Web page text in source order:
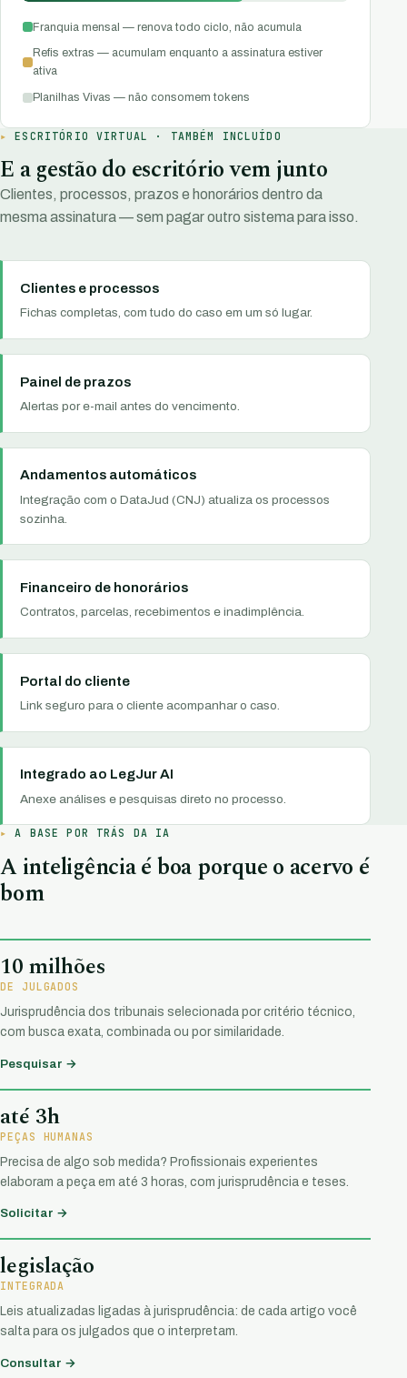
Franquia mensal — renova todo ciclo, não acumula
Refis extras — acumulam enquanto a assinatura estiver
ativa
Planilhas Vivas — não consomem tokens
ESCRITÓRIO VIRTUAL · TAMBÉM INCLUÍDO
E a gestão do escritório vem junto
Clientes, processos, prazos e honorários dentro da
mesma assinatura — sem pagar outro sistema para isso.
Clientes e processos
Fichas completas, com tudo do caso em um só lugar.
Painel de prazos
Alertas por e-mail antes do vencimento.
Andamentos automáticos
Integração com o DataJud (CNJ) atualiza os processos
sozinha.
Financeiro de honorários
Contratos, parcelas, recebimentos e inadimplência.
Portal do cliente
Link seguro para o cliente acompanhar o caso.
Integrado ao LegJur AI
Anexe análises e pesquisas direto no processo.
A BASE POR TRÁS DA IA
A inteligência é boa porque o acervo é
bom
10 milhões
DE JULGADOS
Jurisprudência dos tribunais selecionada por critério técnico,
com busca exata, combinada ou por similaridade.
Pesquisar →
até 3h
PEÇAS HUMANAS
Precisa de algo sob medida? Profissionais experientes
elaboram a peça em até 3 horas, com jurisprudência e teses.
Solicitar →
legislação
INTEGRADA
Leis atualizadas ligadas à jurisprudência: de cada artigo você
salta para os julgados que o interpretam.
Consultar →